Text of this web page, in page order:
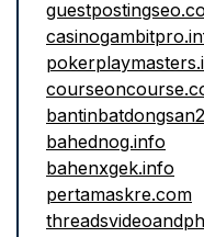
bahednog.info
bahenxgek.info
pertamaskre.com